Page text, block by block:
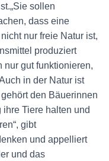
sollen
dass eine
nur freie Natur ist,
produziert
nur gut funktionieren,
in der Natur ist
den Bäuerinnen
Tiere halten und
gibt
und appelliert
und das